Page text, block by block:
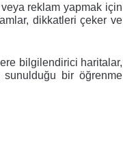
veya reklam yapmak için
dikkatleri çeker ve
bilgilendirici haritalar,
bir öğrenme